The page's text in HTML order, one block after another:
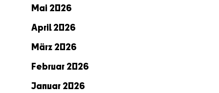
Mai 2026
April 2026
März 2026
Februar 2026
Januar 2026